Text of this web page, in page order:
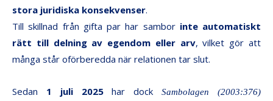
stora juridiska konsekvenser.
Till skillnad från gifta par har sambor inte automatiskt
rätt till delning av egendom eller arv, vilket gör att
många står oförberedda när relationen tar slut.
Sedan 1 juli 2025har dockSambolagen (2003:376)